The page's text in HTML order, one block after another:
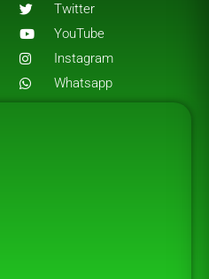
Twitter
YouTube
Instagram
Whatsapp